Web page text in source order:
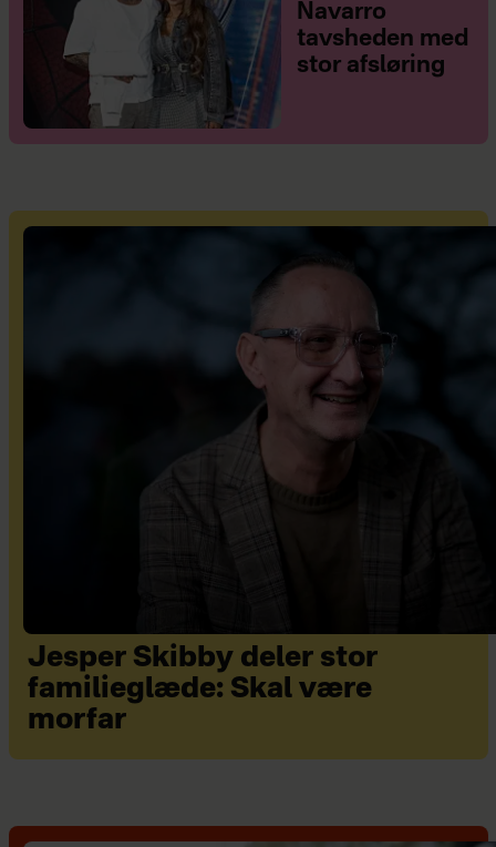
Navarro
tavsheden med
stor afsløring
Jesper Skibby deler stor
familieglæde: Skal være
morfar